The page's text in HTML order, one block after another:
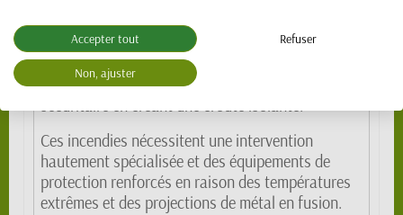
se décompose en hydrogène et oxygène,
aggravant dramatiquement l'incendie. Seules des
poudres spécialisées (chlorure de sodium,
graphite, sable sec) permettent une extinction
sécuritaire en créant une croûte isolante.
Ces incendies nécessitent une intervention
hautement spécialisée et des équipements de
protection renforcés en raison des températures
extrêmes et des projections de métal en fusion.
Accepter tout Refuser
Non, ajuster